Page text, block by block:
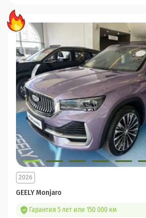
GEELY Monjaro
2026
Гарантия 5 лет или 150 000 км